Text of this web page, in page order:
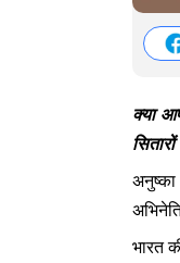
क्या
भारत